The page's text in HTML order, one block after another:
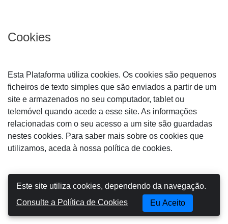
Cookies
Esta Plataforma utiliza cookies. Os cookies são pequenos
ficheiros de texto simples que são enviados a partir de um
site e armazenados no seu computador, tablet ou
telemóvel quando acede a esse site. As informações
relacionadas com o seu acesso a um site são guardadas
nestes cookies. Para saber mais sobre os cookies que
utilizamos, aceda à nossa política de cookies.
Informações Importantes sobre o
Consentimento
Este site utiliza cookies, dependendo da navegação.
Consulte a Política de Cookies
Eu Aceito